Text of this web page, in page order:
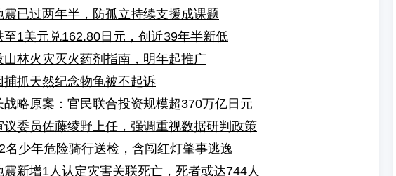
震已过两年半，防孤立持续支援成课题
至1美元兑162.80日元，创近39年半新低
山林火灾灭火药剂指南，明年起推广
捕抓天然纪念物龟被不起诉
战略原案：官民联合投资规模超370万亿日元
议委员佐藤绫野上任，强调重视数据研判政策
名少年危险骑行送检，含闯红灯肇事逃逸
震新增1人认定灾害关联死亡，死者或达744人